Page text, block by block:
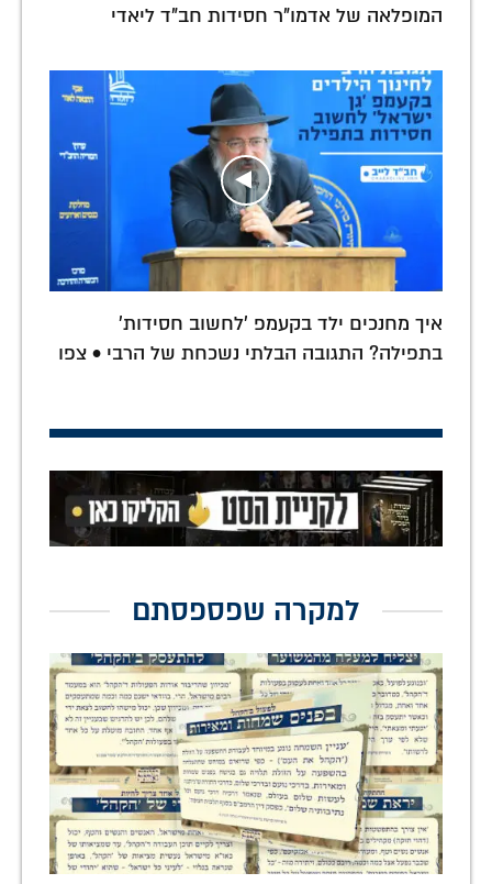
המופלאה של אדמו"ר חסידות חב"ד ליאדי
איך מחנכים ילד בקעמפ 'לחשוב חסידות'
בתפילה? התגובה הבלתי נשכחת של הרבי • צפו
למקרה שפספסתם